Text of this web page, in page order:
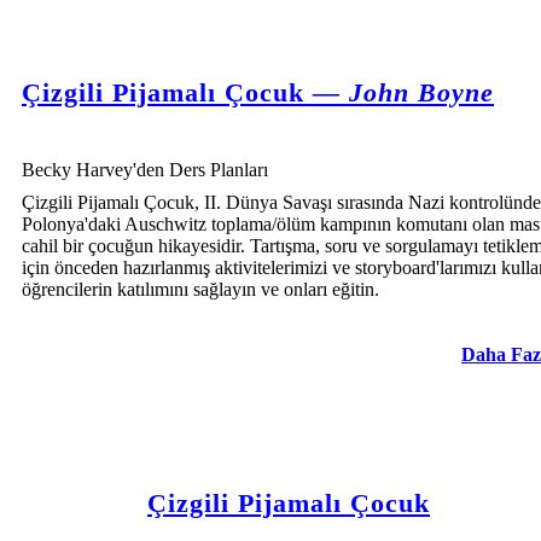
Çizgili Pijamalı Çocuk— John Boyne
Becky Harvey'den Ders Planları
Çizgili Pijamalı Çocuk, II. Dünya Savaşı sırasında Nazi
Polonya'daki Auschwitz toplama/ölüm kampının komutanı olan
cahil bir çocuğun hikayesidir. Tartışma, soru ve sorgulamayı
için önceden hazırlanmış aktivitelerimizi ve storyboard'larımızı
öğrencilerin katılımını sağlayın ve onları eğitin.
Daha
Çizgili Pijamalı Çocuk